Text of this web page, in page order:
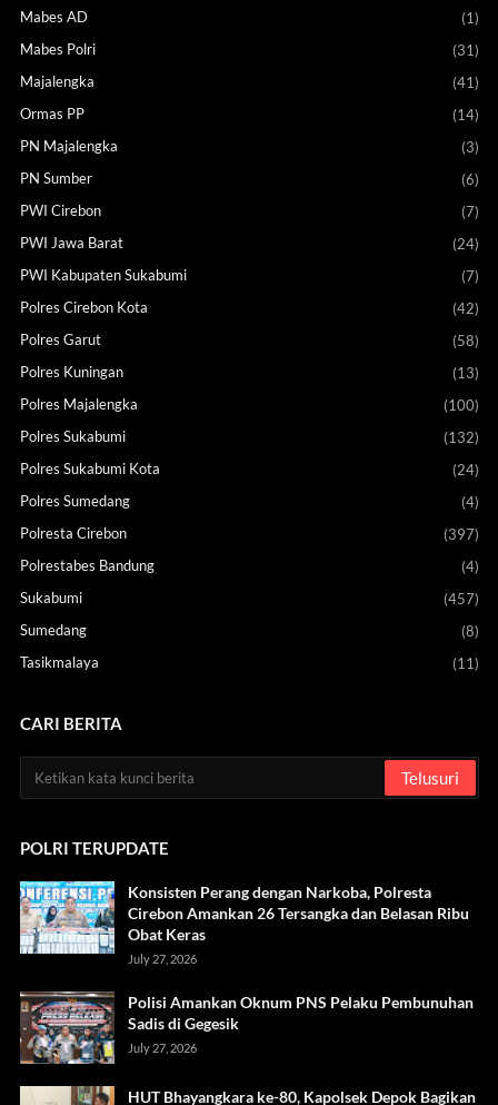
Mabes AD
(1)
Mabes Polri
(31)
Majalengka
(41)
Ormas PP
(14)
PN Majalengka
(3)
PN Sumber
(6)
PWI Cirebon
(7)
PWI Jawa Barat
(24)
PWI Kabupaten Sukabumi
(7)
Polres Cirebon Kota
(42)
Polres Garut
(58)
Polres Kuningan
(13)
Polres Majalengka
(100)
Polres Sukabumi
(132)
Polres Sukabumi Kota
(24)
Polres Sumedang
(4)
Polresta Cirebon
(397)
Polrestabes Bandung
(4)
Sukabumi
(457)
Sumedang
(8)
Tasikmalaya
(11)
CARI BERITA
POLRI TERUPDATE
Konsisten Perang dengan Narkoba, Polresta
Cirebon Amankan 26 Tersangka dan Belasan Ribu
Obat Keras
July 27, 2026
Polisi Amankan Oknum PNS Pelaku Pembunuhan
Sadis di Gegesik
July 27, 2026
HUT Bhayangkara ke-80, Kapolsek Depok Bagikan